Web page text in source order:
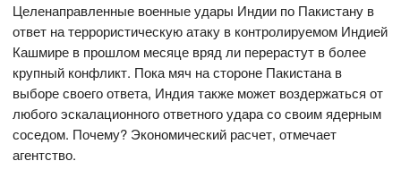
Целенаправленные военные удары Индии по Пакистану в
ответ на террористическую атаку в контролируемом Индией
Кашмире в прошлом месяце вряд ли перерастут в более
крупный конфликт. Пока мяч на стороне Пакистана в
выборе своего ответа, Индия также может воздержаться от
любого эскалационного ответного удара со своим ядерным
соседом. Почему? Экономический расчет, отмечает
агентство.